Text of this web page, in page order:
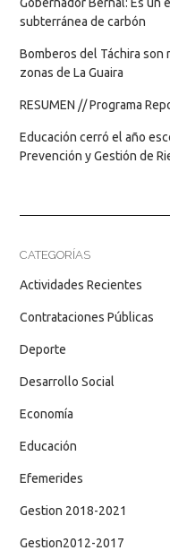
subterránea de carbón
Bomberos del Táchira
zonas de La Guaira
RESUMEN // Programa
Educación cerró el año
Prevención y Gestión de
CATEGORÍAS
Actividades Recientes
Contrataciones Públicas
Deporte
Desarrollo Social
Economía
Educación
Efemerides
Gestion 2018-2021
Gestion2012-2017